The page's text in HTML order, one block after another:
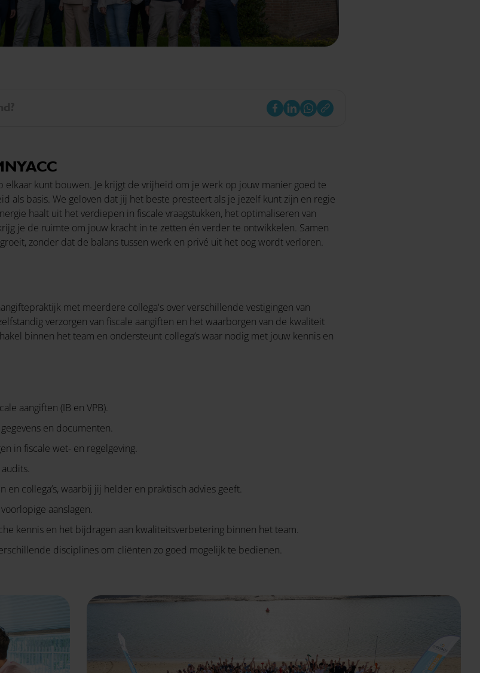
elkaar kunt bouwen. Je krijgt de vrijheid om je werk op jouw manier goed te
als basis. We geloven dat jij het beste presteert als je jezelf kunt zijn en regie
haalt uit het verdiepen in fiscale vraagstukken, het optimaliseren van
je de ruimte om jouw kracht in te zetten én verder te ontwikkelen. Samen
zonder dat de balans tussen werk en privé uit het oog wordt verloren.
met meerdere collega's over verschillende vestigingen van
verzorgen van fiscale aangiften en het waarborgen van de kwaliteit
binnen het team en ondersteunt collega’s waar nodig met jouw kennis en
aangiften (IB en VPB).
en documenten.
in fiscale wet- en regelgeving.
en collega’s, waarbij jij helder en praktisch advies geeft.
aanslagen.
kennis en het bijdragen aan kwaliteitsverbetering binnen het team.
disciplines om cliënten zo goed mogelijk te bedienen.